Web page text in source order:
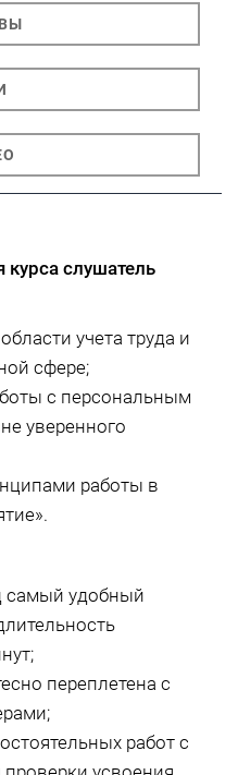
слушатель
учета труда и
сфере;
с персональным
уверенного
работы в
самый удобный
переплетена с
работ с